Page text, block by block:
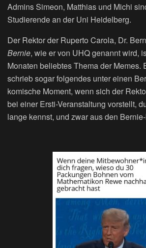
Admins Simeon, Matthias und Michi
Studierende an der Uni Heidelberg.
Der Rektor der Ruperto Carola, Dr.
Bernie, wie er von UHQ genannt wird,
Monaten beliebtes Thema der Memes.
schrieb sogar folgendes unter einen
komische Moment, wenn sich der
bei einer Ersti-Veranstaltung vorstellt,
lange kennst, und zwar aus den